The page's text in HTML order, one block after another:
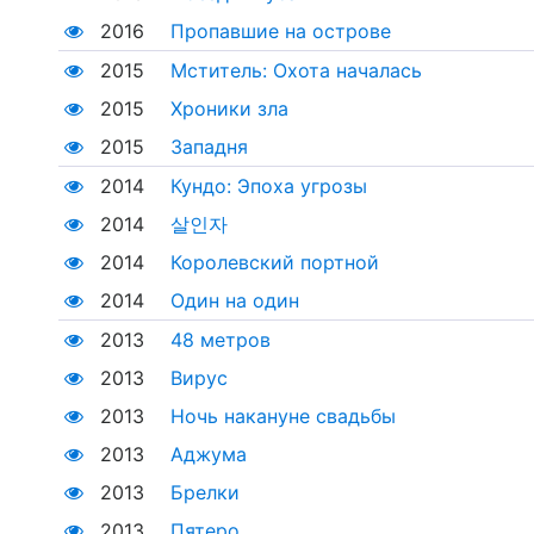
2016
Пропавшие на острове
2015
Мститель: Охота началась
2015
Хроники зла
2015
Западня
2014
Кундо: Эпоха угрозы
2014
살인자
2014
Королевский портной
2014
Один на один
2013
48 метров
2013
Вирус
2013
Ночь накануне свадьбы
2013
Аджума
2013
Брелки